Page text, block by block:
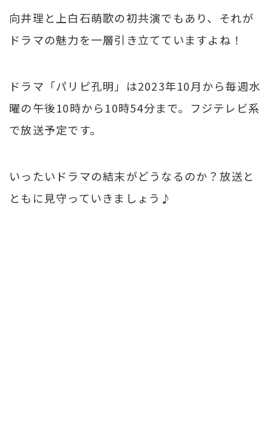
向井理と上白石萌歌の初共演でもあり、それが
ドラマの魅力を一層引き立てていますよね！
ドラマ「パリピ孔明」は2023年10月から毎週水
曜の午後10時から10時54分まで。フジテレビ系
で放送予定です。
いったいドラマの結末がどうなるのか？放送と
ともに見守っていきましょう♪